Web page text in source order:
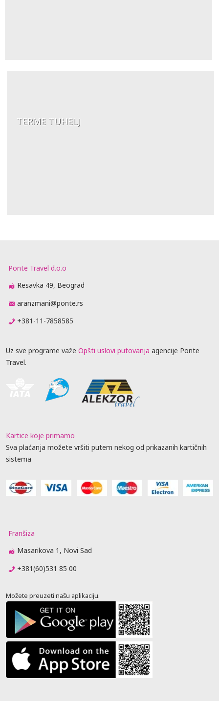
TERME TUHELJ
Ponte Travel d.o.o
Resavka 49, Beograd
aranzmani@ponte.rs
+381-11-7858585
Uz sve programe važe Opšti uslovi putovanja agencije Ponte
Travel.
Kartice koje primamo
Sva plaćanja možete vršiti putem nekog od prikazanih kartičnih
sistema
Franšiza
Masarikova 1, Novi Sad
+381(60)531 85 00
Možete preuzeti našu aplikaciju.